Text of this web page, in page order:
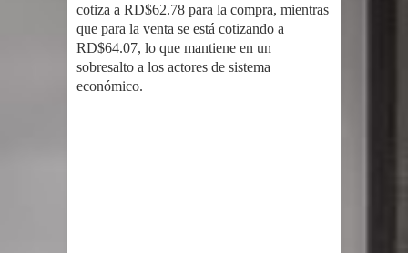
sobre horarios de venta de alcohol
vigente desde 2006 y exige ley del
cotiza a RD$62.78 para la compra, mientras
que para la venta se está cotizando a
RD$64.07, lo que mantiene en un
sobresalto a los actores de sistema
económico.